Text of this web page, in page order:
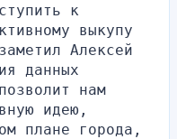
к
выкупу
Алексей
данных
нам
идею,
плане города,